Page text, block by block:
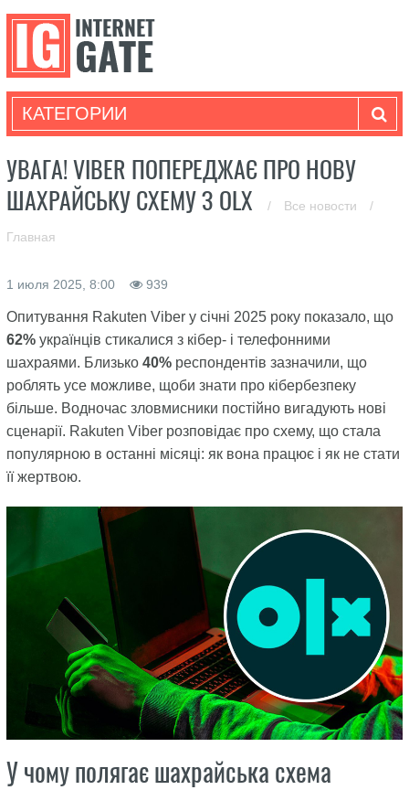
КАТЕГОРИИ
УВАГА! VIBER ПОПЕРЕДЖАЄ ПРО НОВУ
ШАХРАЙСЬКУ СХЕМУ З OLX
/ Все новости /
Главная
1 июля 2025, 8:00 939
Опитування Rakuten Viber у січні 2025 року показало, що
62%українців стикалися з кібер- і телефонними
шахраями. Близько 40%респондентів зазначили, що
роблять усе можливе, щоби знати про кібербезпеку
більше. Водночас зловмисники постійно вигадують нові
сценарії. Rakuten Viber розповідає про схему, що стала
популярною в останні місяці: як вона працює і як не стати
її жертвою.
У чому полягає шахрайська схема